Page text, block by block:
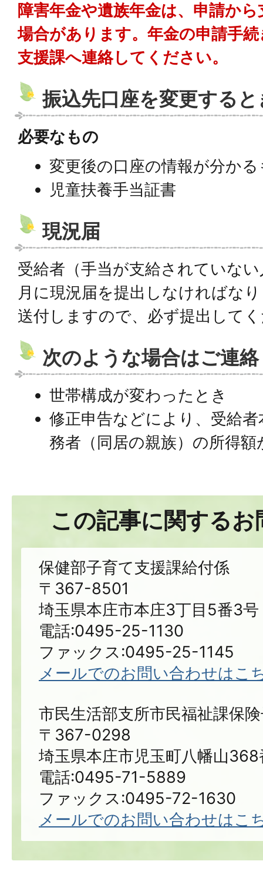
障害年金や遺族年金は、申請か
場合があります。年金の申請手
支援課へ連絡してください。
振込先口座を変更すると
必要なもの
変更後の口座の情報が分か
児童扶養手当証書
現況届
受給者（手当が支給されていな
月に現況届を提出しなければな
送付しますので、必ず提出して
次のような場合はご連
世帯構成が変わったとき
修正申告などにより、受給
務者（同居の親族）の所得
この記事に関する
保健部子育て支援課給付係
〒367-8501
埼玉県本庄市本庄3丁目5番3号
電話:0495-25-1130
ファックス:0495-25-1145
メールでのお問い合わせはこ
市民生活部支所市民福祉課保
〒367-0298
埼玉県本庄市児玉町八幡山368
電話:0495-71-5889
ファックス:0495-72-1630
メールでのお問い合わせはこ